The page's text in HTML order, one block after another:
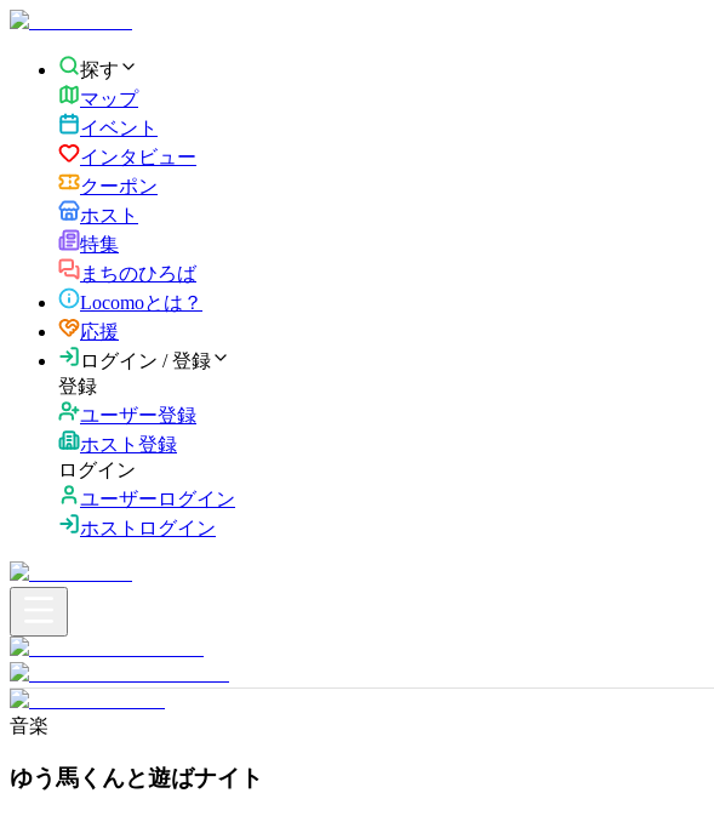
探す
マップ
イベント
インタビュー
クーポン
ホスト
特集
まちのひろば
Locomoとは？
応援
ログイン / 登録
登録
ユーザー登録
ホスト登録
ログイン
ユーザーログイン
ホストログイン
音楽
ゆう馬くんと遊ばナイト